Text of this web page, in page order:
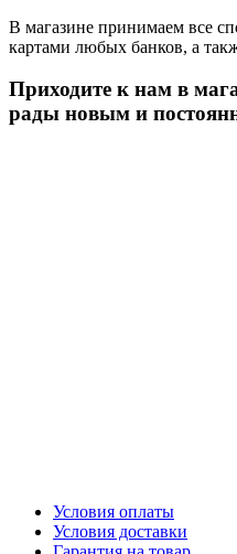
В магазине принимаем все
картами любых банков, а
Приходите к нам в
рады новым и
Условия оплаты
Условия доставки